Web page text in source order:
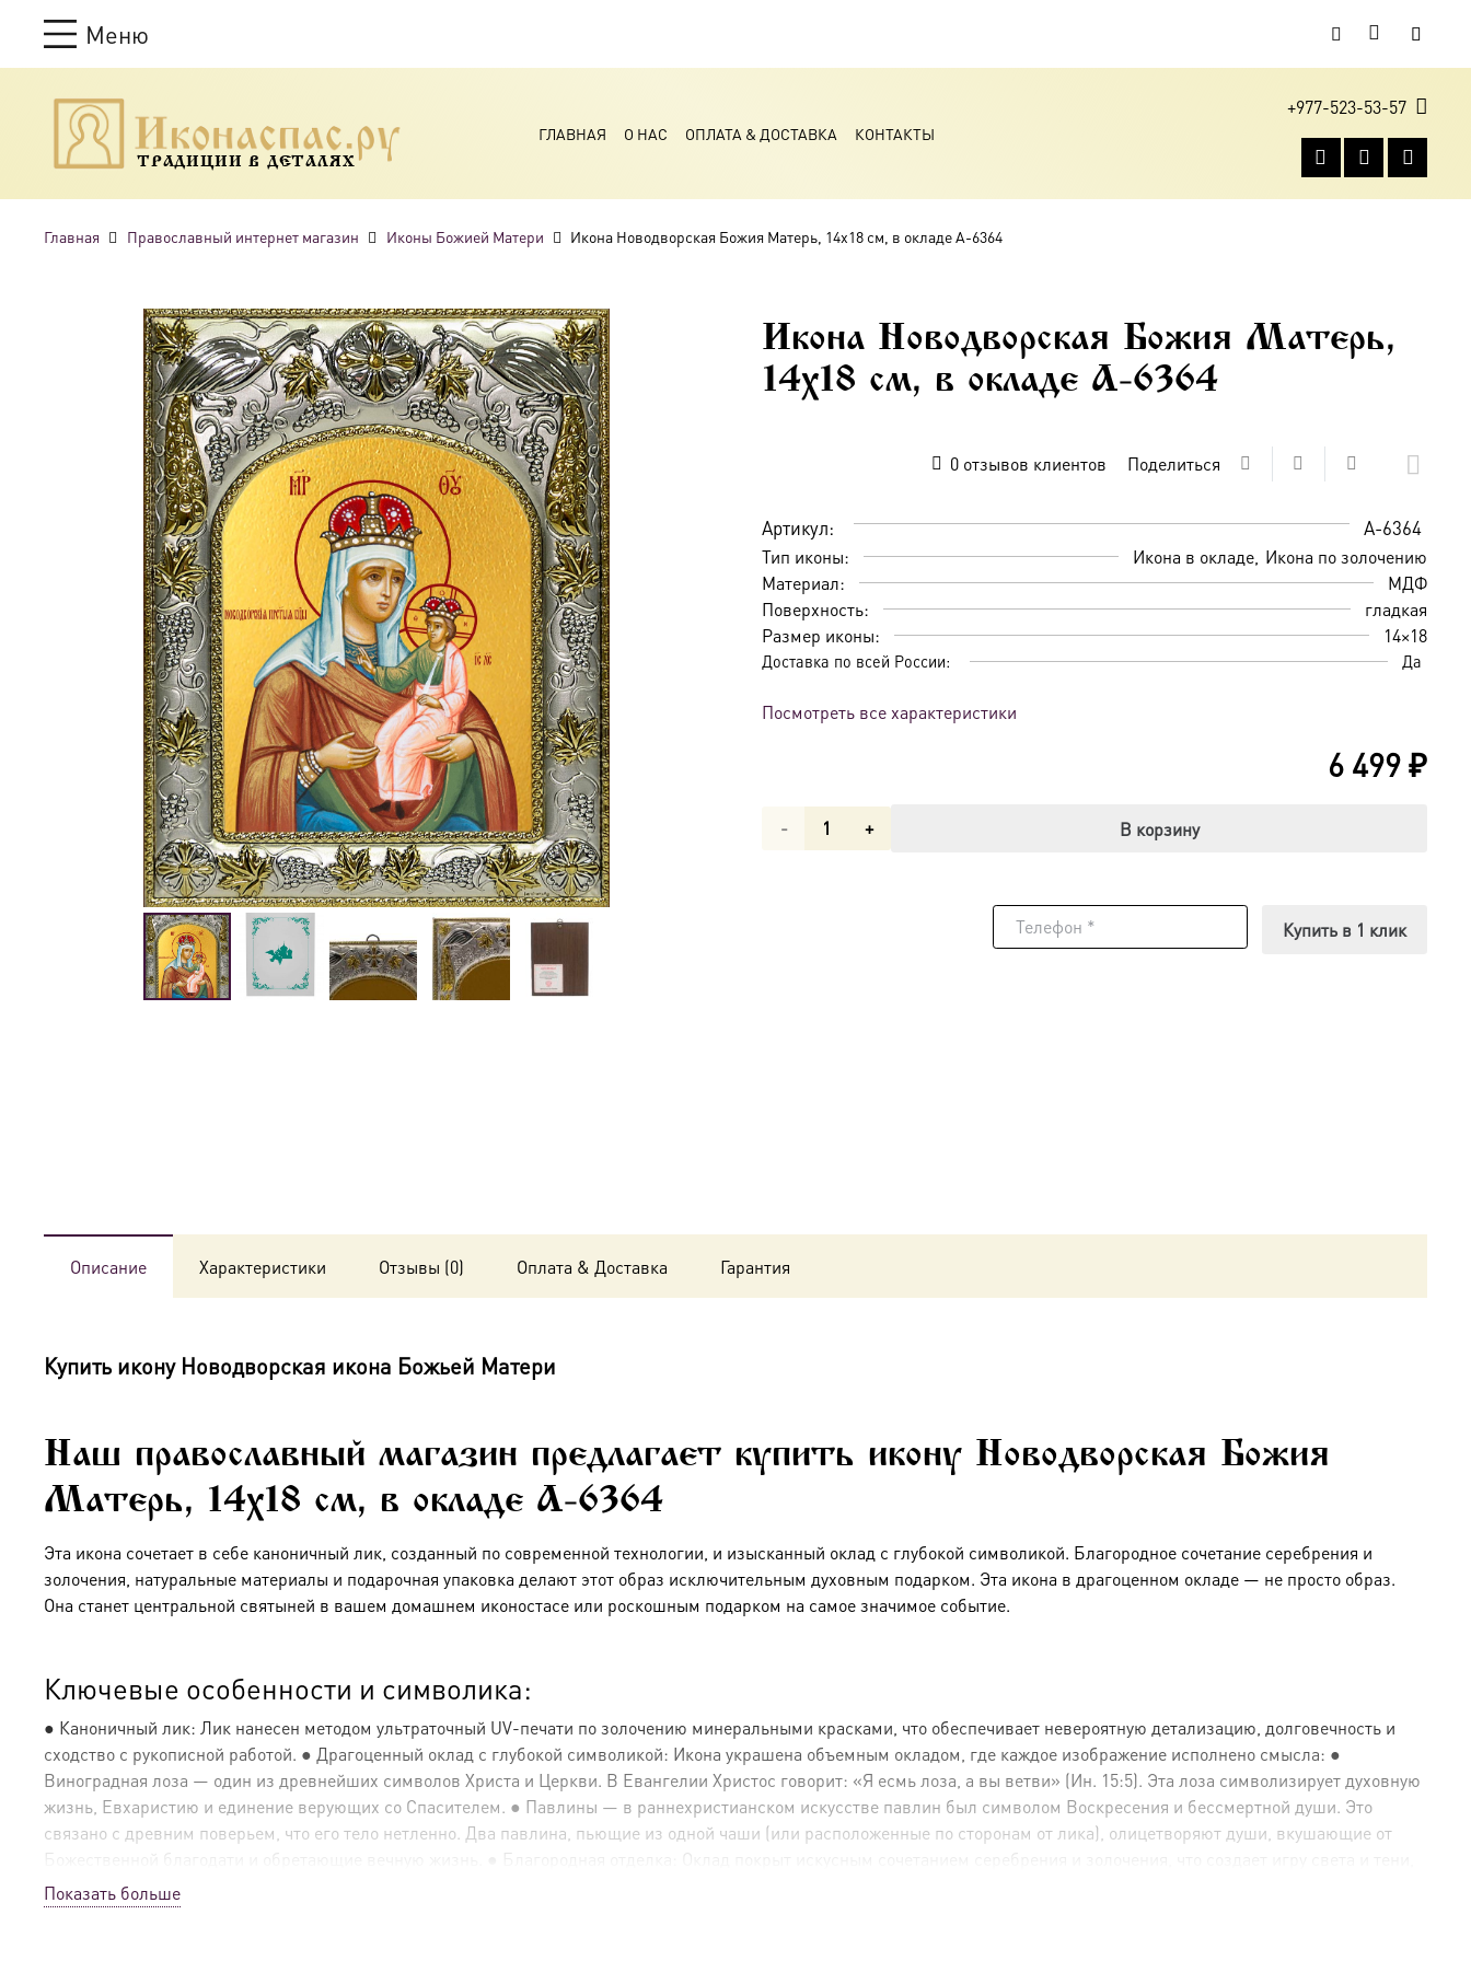
Меню
ТРАДИЦИИ В ДЕТАЛЯХ
ГЛАВНАЯ О НАС ОПЛАТА & ДОСТАВКА КОНТАКТЫ
+977-523-53-57
Главная Православный интернет магазин Иконы Божией Матери Икона Новодворская Божия Матерь, 14х18 см, в окладе A-6364
Икона Новодворская Божия Матерь,
14х18 см, в окладе A-6364
0отзывов клиентов Поделиться
Артикул: A-6364
Тип иконы: Икона в окладе Икона по золочению
Материал:
МДФ
Поверхность:
гладкая
Размер иконы:
14×18
Доставка по всей России: Да
Посмотреть все характеристики
6 499₽
Количество
6364
В корзину
Купить в 1 клик
Описание Характеристики Отзывы (0) Оплата & Доставка Гарантия
Купить икону Новодворская икона Божьей Матери
Наш православный магазин предлагает купить икону Новодворская Божия
Матерь, 14х18 см, в окладе A-6364
Эта икона сочетает в себе каноничный лик, созданный по современной технологии, и изысканный оклад с глубокой символикой. Благородное сочетание серебрения и
золочения, натуральные материалы и подарочная упаковка делают этот образ исключительным духовным подарком. Эта икона в драгоценном окладе — не просто образ.
Она станет центральной святыней в вашем домашнем иконостасе или роскошным подарком на самое значимое событие.
Ключевые особенности и символика:
● Каноничный лик: Лик нанесен методом ультраточный UV-печати по золочению минеральными красками, что обеспечивает невероятную детализацию, долговечность и
сходство с рукописной работой. ● Драгоценный оклад с глубокой символикой: Икона украшена объемным окладом, где каждое изображение исполнено смысла: ●
Виноградная лоза — один из древнейших символов Христа и Церкви. В Евангелии Христос говорит: «Я есмь лоза, а вы ветви» (Ин. 15:5). Эта лоза символизирует духовную
жизнь, Евхаристию и единение верующих со Спасителем. ● Павлины — в раннехристианском искусстве павлин был символом Воскресения и бессмертной души. Это
связано с древним поверьем, что его тело нетленно. Два павлина, пьющие из одной чаши (или расположенные по сторонам от лика), олицетворяют души, вкушающие от
Божественной благодати и обретающие вечную жизнь. ● Благородная отделка: Оклад покрыт искусным сочетанием серебрения и золочения, что создает игру света и тени,
подчеркивая объем и богатство узора. Такое сочетание символизирует чистоту (серебро) и святость, Царство Небесное (золото).
Показать больше